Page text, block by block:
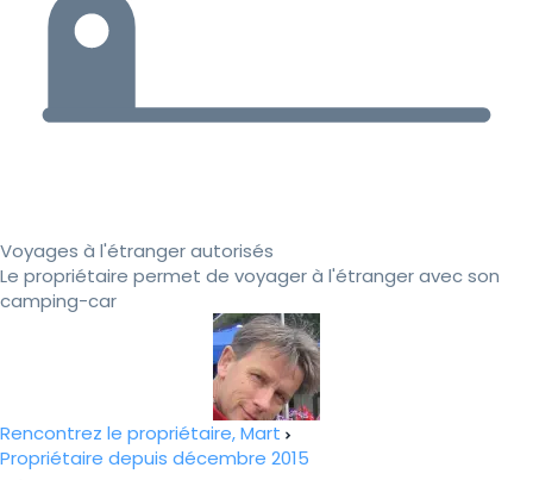
Voyages à l'étranger autorisés
Le propriétaire permet de voyager à l'étranger avec son
camping-car
Rencontrez le propriétaire, Mart
Propriétaire depuis décembre 2015